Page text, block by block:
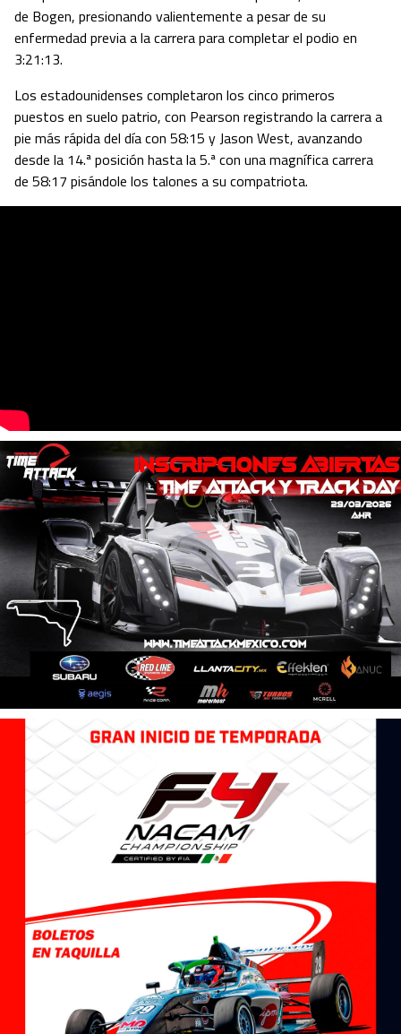
de Bogen, presionando valientemente a pesar de su
enfermedad previa a la carrera para completar el podio en
3:21:13.
Los estadounidenses completaron los cinco primeros
puestos en suelo patrio, con Pearson registrando la carrera a
pie más rápida del día con 58:15 y Jason West, avanzando
desde la 14.ª posición hasta la 5.ª con una magnífica carrera
de 58:17 pisándole los talones a su compatriota.